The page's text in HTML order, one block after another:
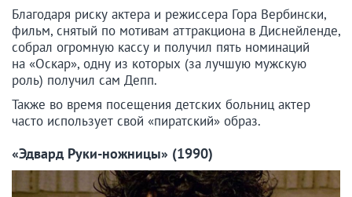
Благодаря риску актера и режиссера Гора Вербински,
фильм, снятый по мотивам аттракциона в Диснейленде,
собрал огромную кассу и получил пять номинаций
на «Оскар», одну из которых (за лучшую мужскую
роль) получил сам Депп.
Также во время посещения детских больниц актер
часто использует свой «пиратский» образ.
«Эдвард Руки-ножницы» (1990)